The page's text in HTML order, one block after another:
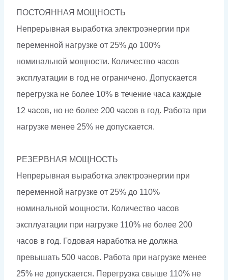
ПОСТОЯННАЯ МОЩНОСТЬ
Непрерывная выработка электроэнергии при
переменной нагрузке от 25% до 100%
номинальной мощности. Количество часов
эксплуатации в год не ограничено. Допускается
перегрузка не более 10% в течение часа каждые
12 часов, но не более 200 часов в год. Работа при
нагрузке менее 25% не допускается.
РЕЗЕРВНАЯ МОЩНОСТЬ
Непрерывная выработка электроэнергии при
переменной нагрузке от 25% до 110%
номинальной мощности. Количество часов
эксплуатации при нагрузке 110% не более 200
часов в год. Годовая наработка не должна
превышать 500 часов. Работа при нагрузке менее
25% не допускается. Перегрузка свыше 110% не